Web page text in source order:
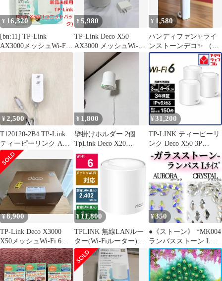
¥ 16,320
[bn:11] TP-Link
AX3000メッシュWi-Fi 6
システム Deco X50(1
¥5,980
TP-Link Deco X50
AX3000 メッシュWi-Fi
6 925231 ++
¥ 1,580
ハンディファン✨ライ
ンストーンデコ✨ （ハ
ンドメイド装飾）
¥2,500
T120120-2B4 TP-Link
ティーピーリンク ACア
ダプター 電源アダプタ
Deco X50 AX3000 メッ
シュWi-Fi ルーター 無
線LAN 12V 1.2A プラグ
外径 約 5.5mm センタ
ープラス 80512-697
¥ 1,800
壁掛けホルダー 2個
TpLink Deco X20
X50X60X55 Deco
¥31,200
TP-LINK ティーピーリ
ンク Deco X50 3P
AX3000 Wi-Fi 6メッシ
ュWi-Fiシステム 3年保
証 DECO X50 3P
¥8,900
TP-Link Deco X3000
X50メッシュWi-Fi 6ル
ーター 1個
¥ 11,800
TPLINK 無線LANルー
ター(Wi-Fiルーター)
Wi-Fi 6(ax)/ac/n/a/g/b 目
安：～3LDK/2階建
DecoX501P
¥350
●《ストーン》 *MK004
ランバスストーン Lサ
イズ / ネイルストーン
ランバス型 ダイヤスト
ーン ひし形ストーン ク
リスタル オーロラ ネイ